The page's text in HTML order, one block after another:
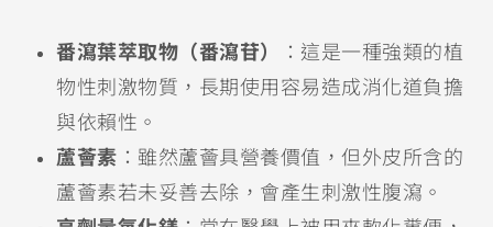
番瀉葉萃取物（番瀉苷）
：這是一種強類的植
物性刺激物質，長期使用容易造成消化道負擔
與依賴性。
蘆薈素 ：雖然蘆薈具營養價值，但外皮所含的
蘆薈素若未妥善去除，會產生刺激性腹瀉。